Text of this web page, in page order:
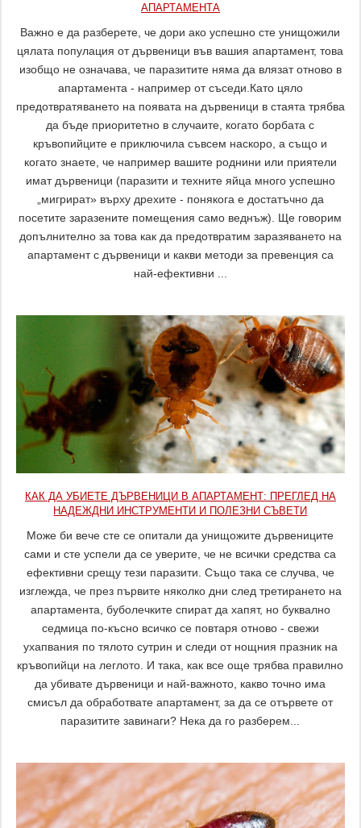
АПАРТАМЕНТА
Важно е да разберете, че дори ако успешно сте унищожили
цялата популация от дървеници във вашия апартамент, това
изобщо не означава, че паразитите няма да влязат отново в
апартамента - например от съседи.Като цяло
предотвратяването на появата на дървеници в стаята трябва
да бъде приоритетно в случаите, когато борбата с
кръвопийците е приключила съвсем наскоро, а също и
когато знаете, че например вашите роднини или приятели
имат дървеници (паразити и техните яйца много успешно
„мигрират» върху дрехите - понякога е достатъчно да
посетите заразените помещения само веднъж). Ще говорим
допълнително за това как да предотвратим заразяването на
апартамент с дървеници и какви методи за превенция са
най-ефективни ...
КАК ДА УБИЕТЕ ДЪРВЕНИЦИ В АПАРТАМЕНТ: ПРЕГЛЕД НА
НАДЕЖДНИ ИНСТРУМЕНТИ И ПОЛЕЗНИ СЪВЕТИ
Може би вече сте се опитали да унищожите дървениците
сами и сте успели да се уверите, че не всички средства са
ефективни срещу тези паразити. Също така се случва, че
изглежда, че през първите няколко дни след третирането на
апартамента, буболечките спират да хапят, но буквално
седмица по-късно всичко се повтаря отново - свежи
ухапвания по тялото сутрин и следи от нощния празник на
кръвопийци на леглото. И така, как все още трябва правилно
да убивате дървеници и най-важното, какво точно има
смисъл да обработвате апартамент, за да се отървете от
паразитите завинаги? Нека да го разберем...